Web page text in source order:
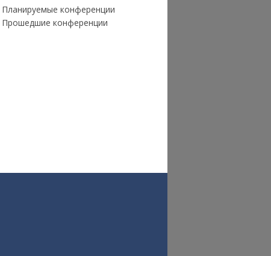
Планируемые конференции
Прошедшие конференции